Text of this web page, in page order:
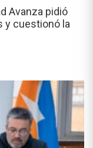
Avanza pidió
y cuestionó la